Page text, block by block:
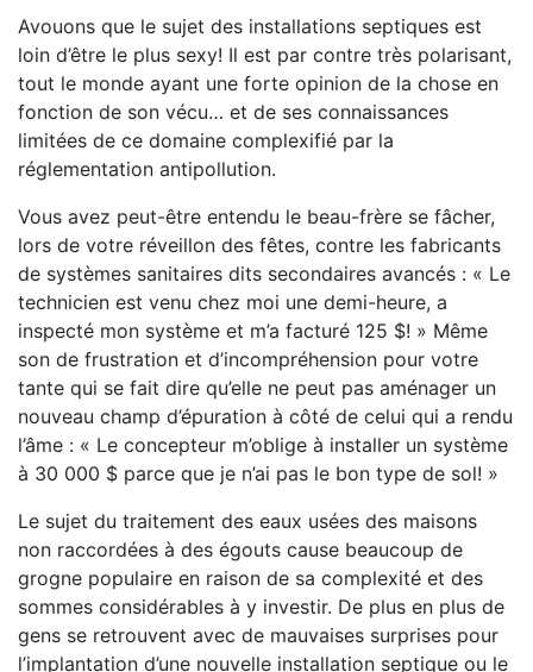
Avouons que le sujet des installations septiques est
loin d’être le plus sexy! Il est par contre très polarisant,
tout le monde ayant une forte opinion de la chose en
fonction de son vécu… et de ses connaissances
limitées de ce domaine complexifié par la
réglementation antipollution.
Vous avez peut-être entendu le beau-frère se fâcher,
lors de votre réveillon des fêtes, contre les fabricants
de systèmes sanitaires dits secondaires avancés : « Le
technicien est venu chez moi une demi-heure, a
inspecté mon système et m’a facturé 125 $! » Même
son de frustration et d’incompréhension pour votre
tante qui se fait dire qu’elle ne peut pas aménager un
nouveau champ d’épuration à côté de celui qui a rendu
l’âme : « Le concepteur m’oblige à installer un système
à 30 000 $ parce que je n’ai pas le bon type de sol! »
Le sujet du traitement des eaux usées des maisons
non raccordées à des égouts cause beaucoup de
grogne populaire en raison de sa complexité et des
sommes considérables à y investir. De plus en plus de
gens se retrouvent avec de mauvaises surprises pour
l’implantation d’une nouvelle installation septique ou le